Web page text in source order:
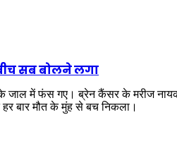
सब बोलने लगा
के जाल में फंस गए। ब्रेन कैंसर के मरीज
बार मौत के मुंह से बच निकला।